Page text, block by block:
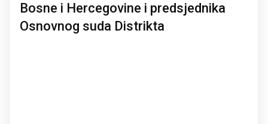
Bosne i Hercegovine i predsjednika
Osnovnog suda Distrikta